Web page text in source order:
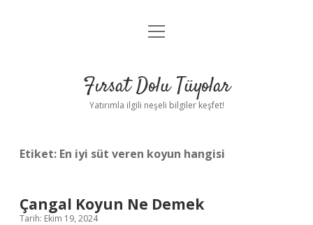
Gizlilik Politikası
Yasal Uyarı
menüyü
Fırsat Dolu Tüyolar
Yatırımla ilgili neşeli bilgiler keşfet!
Etiket: En iyi süt veren koyun hangisi
Çangal Koyun Ne Demek
Tarih: Ekim 19, 2024